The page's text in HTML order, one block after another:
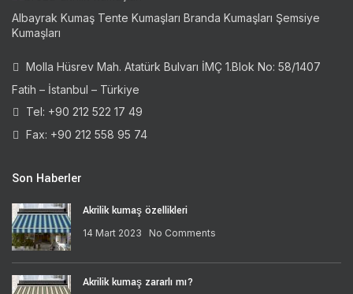
Albayrak Kumaş Tente Kumaşları Branda Kumaşları Şemsiye
Kumaşları
Molla Hüsrev Mah. Atatürk Bulvarı İMÇ 1.Blok No: 58/1407
Fatih – İstanbul – Türkiye
Tel: +90 212 522 17 49
Fax: +90 212 558 95 74
Son Haberler
Akrilik kumaş özellikleri
14 Mart 2023 No Comments
Akrilik kumaş zararlı mı?